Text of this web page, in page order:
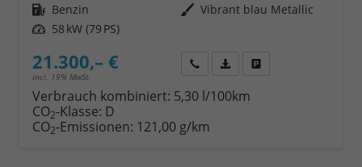
Kraftstoff Benzin Außenfarbe Vibrant blau Metallic
Leistung 58 kW (79 PS)
21.300,– €
incl. 19% MwSt.
Wir rufen Sie anFahrzeugexposé (PDF)
Verbrauch kombiniert: 5,30 l/100km
CO2-Klasse: D
CO2-Emissionen: 121,00 g/km